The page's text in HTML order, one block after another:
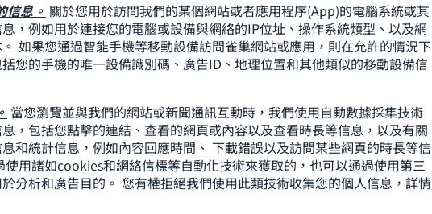
信息。 關於您用於訪問我們的某個網站或者應用程序(App)的電腦系統或其
，例如用於連接您的電腦或設備與網絡的IP位址、操作系統類型、以及網
如果您通過智能手機等移動設備訪問雀巢網站或應用，則在允許的情況下
您的手機的唯一設備識別碼、廣告ID、地理位置和其他類似的移動設備信
當您瀏覽並與我們的網站或新聞通訊互動時，我們使用自動數據採集技術
，包括您點擊的連結、查看的網頁或內容以及查看時長等信息，以及有關
和統計信息，例如內容回應時間、 下載錯誤以及訪問某些網頁的時長等信
使用諸如cookies和網絡信標等自動化技術來獲取的，也可以通過使用第三
分析和廣告目的。 您有權拒絕我們使用此類技術收集您的個人信息，詳情